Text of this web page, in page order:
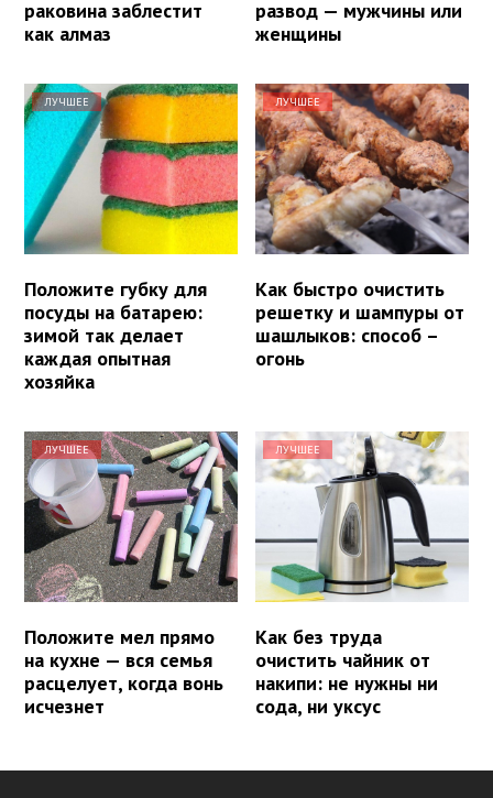
раковина заблестит
как алмаз
развод — мужчины или
женщины
ЛУЧШЕЕ
Положите губку для
посуды на батарею:
зимой так делает
каждая опытная
хозяйка
ЛУЧШЕЕ
Как быстро очистить
решетку и шампуры от
шашлыков: способ –
огонь
ЛУЧШЕЕ
Положите мел прямо
на кухне — вся семья
расцелует, когда вонь
исчезнет
ЛУЧШЕЕ
Как без труда
очистить чайник от
накипи: не нужны ни
сода, ни уксус